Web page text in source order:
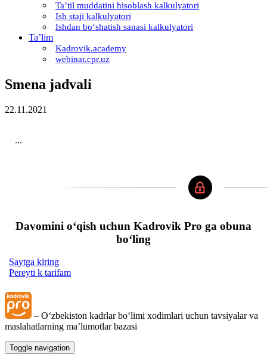
Ta’til muddatini hisoblash kalkulyatori
Ish staji kalkulyatori
Ishdan boʻshatish sanasi kalkulyatori
Ta’lim
Kadrovik.academy
webinar.cpr.uz
Smena jadvali
22.11.2021
...
Davomini oʻqish uchun Kadrovik Pro ga obuna
boʻling
Saytga kiring
Pereyti k tarifam
– Oʻzbekiston kadrlar boʻlimi хodimlari uchun tavsiyalar va
maslahatlarning ma’lumotlar bazasi
Toggle navigation